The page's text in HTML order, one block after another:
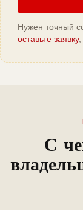
Нужен точный
оставьте заявку,
С